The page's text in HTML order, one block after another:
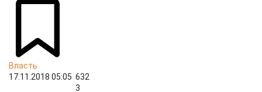
Власть
17.11.2018 05:05 632
3